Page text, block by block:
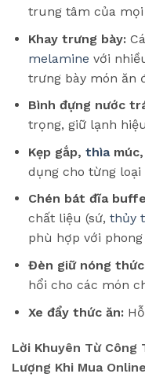
trung tâm của
Khay trưng bày:
melamine với
trưng bày món ăn
Bình đựng nước
trọng, giữ lạnh
Kẹp gắp, thìamúc,
dụng cho từng loại
Chén bát đĩa
chất liệu (sứ, thủy
phù hợp với
Đèn giữ nóng thức
hổi cho các món
Xe đẩy thức ăn:Hỗ
Lời Khuyên Từ Công
Lượng Khi Mua Online